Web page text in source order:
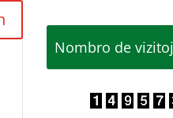
Nombro de vizitoj